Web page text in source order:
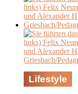
Lifestyle